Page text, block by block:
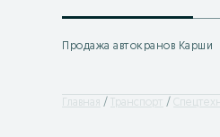
Продажа автокранов Карши
Главная Транспорт